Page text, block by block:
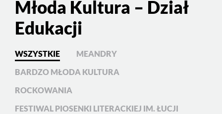
Młoda Kultura – Dział
Edukacji
WSZYSTKIE
MEANDRY
BARDZO MŁODA KULTURA
ROCKOWANIA
FESTIWAL PIOSENKI LITERACKIEJ IM. ŁUCJI